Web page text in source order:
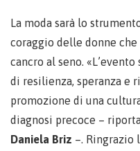
La moda sarà lo
coraggio delle donne
cancro al seno.
di resilienza, speranza e
promozione di una
diagnosi precoce –
Daniela Briz –. Ringrazio